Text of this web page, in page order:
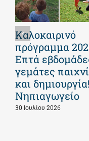
Καλοκαιρινό
πρόγραμμα
Επτά
γεμάτες
και
Νηπιαγωγείο
30 Ιουλίου 2026